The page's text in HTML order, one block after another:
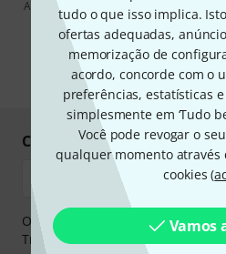
tudo o que isso implica.
ofertas adequadas,
memorização de
acordo, concorde com o
preferências, estatísticas
simplesmente em ‘Tudo
Você pode revogar o
qualquer momento através
cookies (
Vamos
Ao clicar em "Inscreva-se agora",
e-mail. Posso cancelar a assinatura a
encontrar mais informações sobre a
proteção de
*
Compre e pague em
O pagamento pode ser feito de
Transferência bancária, PayPal